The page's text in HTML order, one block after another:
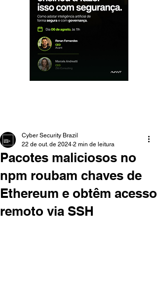
Pacotes maliciosos no
npm roubam chaves de
Ethereum e obtêm acesso
remoto via SSH
Cyber Security Brazil
22 de out. de 2024 2 min de leitura